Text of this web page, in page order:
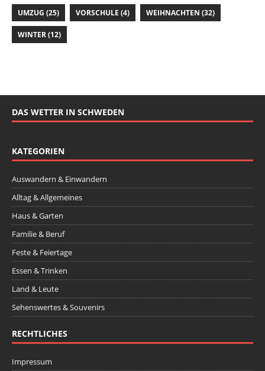
UMZUG (25) VORSCHULE (4) WEIHNACHTEN (32)
WINTER(12)
DAS WETTER IN SCHWEDEN
KATEGORIEN
Auswandern & Einwandern
Alltag & Allgemeines
Haus & Garten
Familie & Beruf
Feste & Feiertage
Essen & Trinken
Land & Leute
Sehenswertes & Souvenirs
RECHTLICHES
Impressum